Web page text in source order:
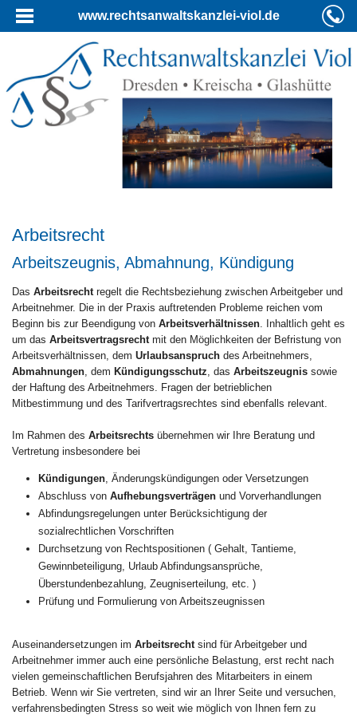
www.rechtsanwaltskanzlei-viol.de
Arbeitsrecht
Arbeitszeugnis, Abmahnung, Kündigung
Das Arbeitsrecht regelt die Rechtsbeziehung zwischen Arbeitgeber und
Arbeitnehmer. Die in der Praxis auftretenden Probleme reichen vom
Beginn bis zur Beendigung von Arbeitsverhältnissen . Inhaltlich geht es
um das Arbeitsvertragsrecht mit den Möglichkeiten der Befristung von
Arbeitsverhältnissen, dem Urlaubsanspruch des Arbeitnehmers,
Abmahnungen , dem Kündigungsschutz , das Arbeitszeugnis sowie
der Haftung des Arbeitnehmers. Fragen der betrieblichen
Mitbestimmung und des Tarifvertragsrechtes sind ebenfalls relevant.
Im Rahmen des Arbeitsrechts übernehmen wir Ihre Beratung und
Vertretung insbesondere bei
Kündigungen, Änderungskündigungen oder Versetzungen
Abschluss von Aufhebungsverträgenund Vorverhandlungen
Abfindungsregelungen unter Berücksichtigung der
sozialrechtlichen Vorschriften
Durchsetzung von Rechtspositionen ( Gehalt, Tantieme,
Gewinnbeteiligung, Urlaub Abfindungsansprüche,
Überstundenbezahlung, Zeugniserteilung, etc. )
Prüfung und Formulierung von Arbeitszeugnissen
Auseinandersetzungen im Arbeitsrecht sind für Arbeitgeber und
Arbeitnehmer immer auch eine persönliche Belastung, erst recht nach
vielen gemeinschaftlichen Berufsjahren des Mitarbeiters in einem
Betrieb. Wenn wir Sie vertreten, sind wir an Ihrer Seite und versuchen,
verfahrensbedingten Stress so weit wie möglich von Ihnen fern zu